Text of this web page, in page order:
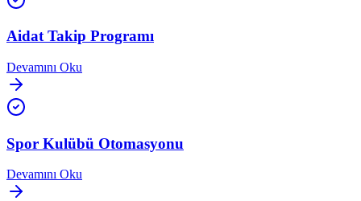
Aidat Takip Programı
Devamını Oku
Spor Kulübü Otomasyonu
Devamını Oku